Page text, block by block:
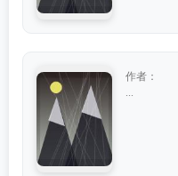
作者：